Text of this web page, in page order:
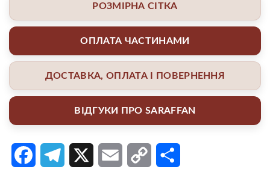
РОЗМІРНА СІТКА
ОПЛАТА ЧАСТИНАМИ
ДОСТАВКА, ОПЛАТА І ПОВЕРНЕННЯ
ВІДГУКИ ПРО SARAFFAN
FacebookTelegram Email Copy